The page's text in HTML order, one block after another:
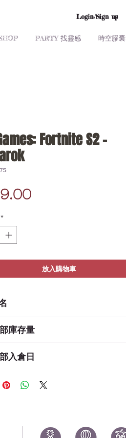
Login/Sign up
PARTY 找靈感 時空膠囊
Fortnite S2 -
Price
*
放入購物車
部庫存量
部入倉日